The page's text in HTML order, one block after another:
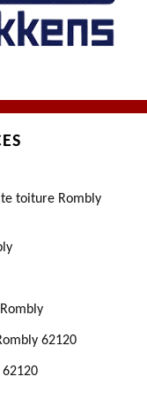
toiture Rombly
62120